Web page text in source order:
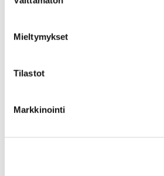
valinta
Mieltymykset
Tilastot
Markkinointi
14 helmikuun, 2019
Porin lastenkulttuurikeskuksen
värikylpy -työpajat Porin
harrastuksen on aloittanut jo